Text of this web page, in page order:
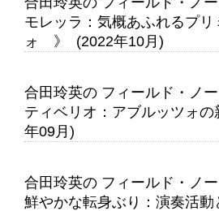
モレッラ：気概あふれるプリ
ォ 》 (2022年10月)
合田玲英の フィールド・
ティベリオ：アブルッツォ
年09月)
合田玲英の フィールド・
鮮やかな転身ぶり：演奏活